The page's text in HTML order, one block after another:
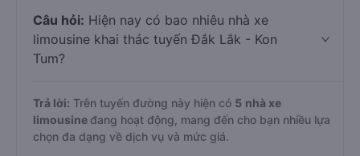
Câu hỏi: Hiện nay có bao nhiêu nhà xe
limousine khai thác tuyến Đắk Lắk - Kon
Tum?
Trả lời: Trên tuyến đường này hiện có 5 nhà xe
limousine đang hoạt động, mang đến cho bạn nhiều lựa
chọn đa dạng về dịch vụ và mức giá.